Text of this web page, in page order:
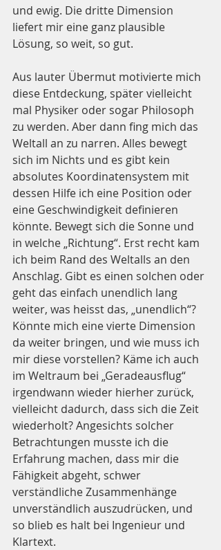
und ewig. Die dritte Dimension
liefert mir eine ganz plausible
Lösung, so weit, so gut.
Aus lauter Übermut motivierte mich
diese Entdeckung, später vielleicht
mal Physiker oder sogar Philosoph
zu werden. Aber dann fing mich das
Weltall an zu narren. Alles bewegt
sich im Nichts und es gibt kein
absolutes Koordinatensystem mit
dessen Hilfe ich eine Position oder
eine Geschwindigkeit definieren
könnte. Bewegt sich die Sonne und
in welche „Richtung“. Erst recht kam
ich beim Rand des Weltalls an den
Anschlag. Gibt es einen solchen oder
geht das einfach unendlich lang
weiter, was heisst das, „unendlich“?
Könnte mich eine vierte Dimension
da weiter bringen, und wie muss ich
mir diese vorstellen? Käme ich auch
im Weltraum bei „Geradeausflug“
irgendwann wieder hierher zurück,
vielleicht dadurch, dass sich die Zeit
wiederholt? Angesichts solcher
Betrachtungen musste ich die
Erfahrung machen, dass mir die
Fähigkeit abgeht, schwer
verständliche Zusammenhänge
unverständlich auszudrücken, und
so blieb es halt bei Ingenieur und
Klartext.